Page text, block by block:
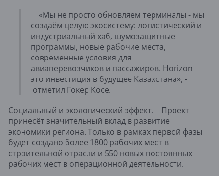
«Мы не просто обновляем терминалы - мы
создаём целую экосистему: логистический и
индустриальный хаб, шумозащитные
программы, новые рабочие места,
современные условия для
авиаперевозчиков и пассажиров. Horizon
это инвестиция в будущее Казахстана», -
отметил Гокер Косе.
Социальный и экологический эффект. Проект
принесёт значительный вклад в развитие
экономики региона. Только в рамках первой фазы
будет создано более 1800 рабочих мест в
строительной отрасли и 550 новых постоянных
рабочих мест в операционной деятельности.